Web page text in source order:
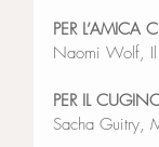
PER L’AMICA
Naomi Wolf, Il
PER IL
Sacha Guitry,